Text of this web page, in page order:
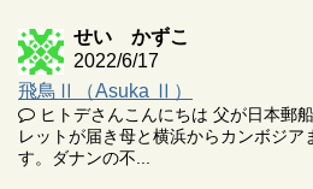
せい かずこ
2022/6/17
飛鳥Ⅱ（Asuka Ⅱ）
ヒトデさんこんにちは 父が日本郵
レットが届き母と横浜からカンボジア
す。ダナンの不...